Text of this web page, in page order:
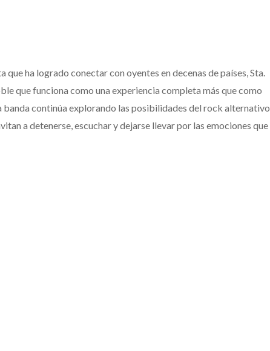
ha logrado conectar con oyentes en decenas de países, Sta.
que funciona como una experiencia completa más que como
banda continúa explorando las posibilidades del rock alternativo
a detenerse, escuchar y dejarse llevar por las emociones que